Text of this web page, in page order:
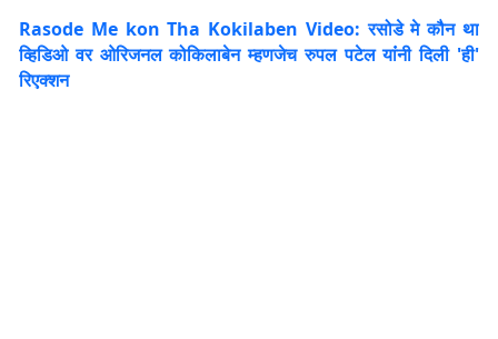
Rasode Me kon Tha Kokilaben Video: रसोडे मे कौन था
व्हिडिओ वर ओरिजनल कोकिलाबेन म्हणजेच रुपल पटेल यांंनी दिली 'ही'
रिएक्शन